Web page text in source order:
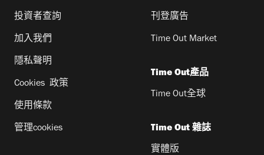
投資者查詢
加入我們
隱私聲明
Cookies 政策
使用條款
管理cookies
刊登廣告
Time Out Market
Time Out產品
Time Out全球
Time Out 雜誌
實體版